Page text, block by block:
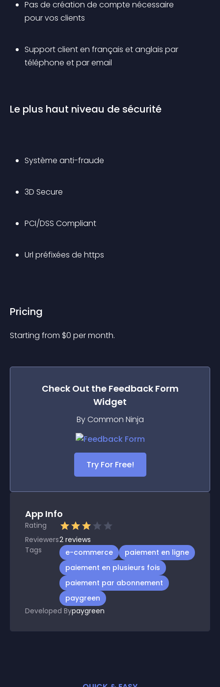
Pas de création de compte nécessaire
pour vos clients
Support client en français et anglais par
téléphone et par email
Le plus haut niveau de sécurité
Système anti-fraude
3D Secure
PCI/DSS Compliant
Url préfixées de https
Pricing
Starting from $0 per month.
Check Out the Feedback Form
Widget
By Common Ninja
Try For Free!
App Info
Rating
Reviewers2 reviews
Tags
e-commerce
paiement en ligne
paiement en plusieurs fois
paiement par abonnement
paygreen
Developed Bypaygreen